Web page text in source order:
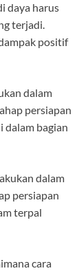
daya harus
terjadi.
positif
dalam
persiapan
dalam bagian
dalam
persiapan
terpal
cara